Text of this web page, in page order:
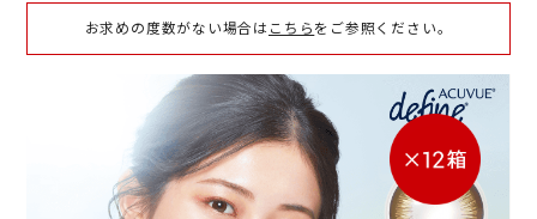
お求めの度数がない場合は こちら をご参照ください。